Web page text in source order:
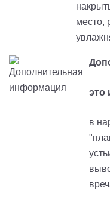
место,
это
в